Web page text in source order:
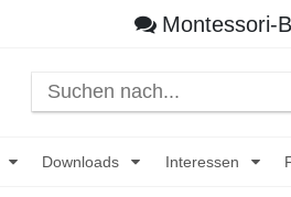
Montessori-
Downloads Interessen